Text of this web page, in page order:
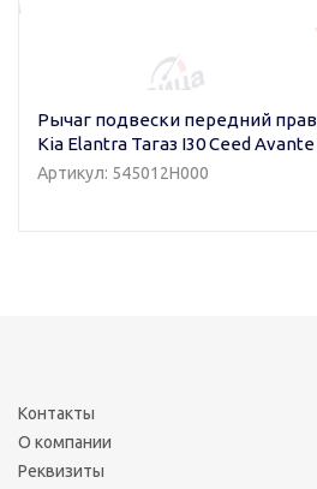
Рычаг подвески передний
Kia Elantra Тагаз I30 Ceed Avante
Артикул: 545012H000
Контакты
О компании
Реквизиты